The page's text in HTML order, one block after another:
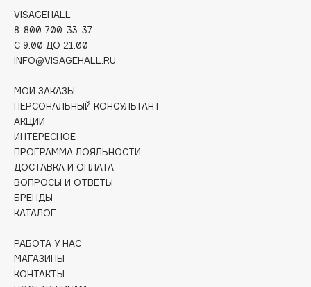
Deonica
Dessange
Dior
Divage
Dolce & Gabbana
Dolomit
Dorco
DP Daily Perfection
Dr. Vranjes Firenze
Dr.Althea
Dr.Ceuracle
DSD de Luxe
Dyson
VISAGEHALL
8-800-700-33-37
C 9:00 ДО 21:00
INFO@VISAGEHALL.RU
МОИ ЗАКАЗЫ
ПЕРСОНАЛЬНЫЙ КОНСУЛЬТАНТ
АКЦИИ
ИНТЕРЕСНОЕ
ПРОГРАММА ЛОЯЛЬНОСТИ
ДОСТАВКА И ОПЛАТА
ВОПРОСЫ И ОТВЕТЫ
БРЕНДЫ
КАТАЛОГ
РАБОТА У НАС
МАГАЗИНЫ
КОНТАКТЫ